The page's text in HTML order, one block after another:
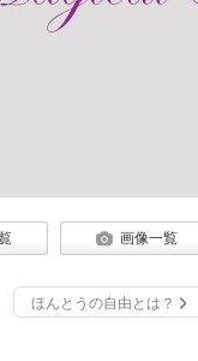
についても書いていきます。
画像一覧
ほんとうの自由とは？